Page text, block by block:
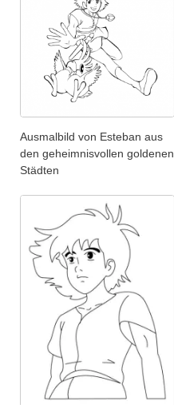
Ausmalbild von Esteban aus
den geheimnisvollen goldenen
Städten